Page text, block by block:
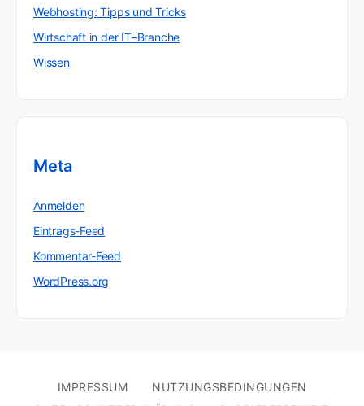
Webhosting: Tipps und Tricks
Wirtschaft in der IT–Branche
Wissen
Meta
Anmelden
Eintrags-Feed
Kommentar-Feed
WordPress.org
IMPRESSUM
NUTZUNGSBEDINGUNGEN